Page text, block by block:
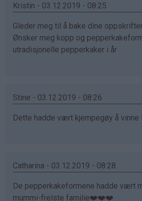
Kristin - 03.12.2019 - 08:25
Gleder meg til å bake dine
Ønsker meg kopp og
utradisjonelle pepperkaker i år
Stine - 03.12.2019 - 08:26
Dette hadde vært kjempegøy å vinne
Catharina - 03.12.2019 - 08:28
De pepperkakeformene hadde vært
mummi-frelste familie❤️❤️❤️